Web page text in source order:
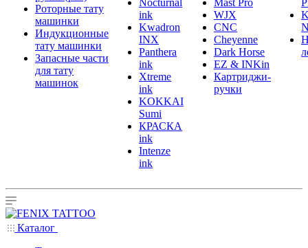
Роторные тату
машинки
Индукционные
тату машинки
Запасные части
для тату
машинок
Nocturnal
ink
Kwadron
INX
Panthera
ink
Xtreme
ink
KOKKAI
Sumi
КРАСКА
ink
Intenze
ink
Mast Pro
WJX
CNC
Cheyenne
Dark Horse
EZ & INKin
Картриджи-
ручки
Каталог